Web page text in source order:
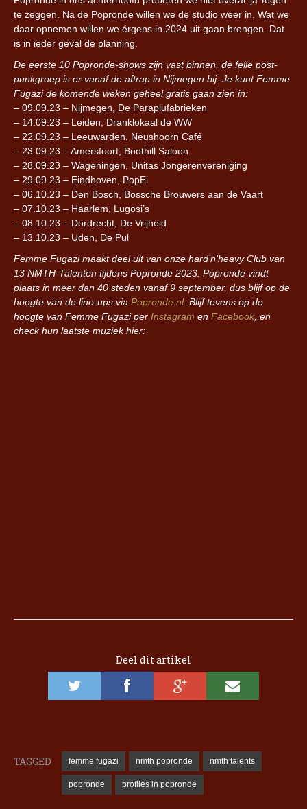
te zeggen. Na de Popronde willen we de studio weer in. Wat we
daar opnemen willen we érgens in 2024 uit gaan brengen. Dat
is in ieder geval de planning.
De eerste 10 Popronde-shows zijn vast binnen, de felle post-
punkgroep is er vanaf de aftrap in Nijmegen bij. Je kunt Femme
Fugazi de komende weken geheel gratis gaan zien in:
– 09.09.23 – Nijmegen, De Paraplufabrieken
– 14.09.23 – Leiden, Dranklokaal de WW
– 22.09.23 – Leeuwarden, Neushoorn Café
– 23.09.23 – Amersfoort, Boothill Saloon
– 28.09.23 – Wageningen, Unitas Jongerenvereniging
– 29.09.23 – Eindhoven, PopEi
– 06.10.23 – Den Bosch, Bossche Brouwers aan de Vaart
– 07.10.23 – Haarlem, Lugosi’s
– 08.10.23 – Dordrecht, De Vrijheid
– 13.10.23 – Uden, De Pul
Femme Fugazi maakt deel uit van onze hard’n’heavy Club van
13 NMTH-Talenten tijdens Popronde 2023. Popronde vindt
plaats in meer dan 40 steden vanaf 9 september, dus blijf op de
hoogte van de line-ups via Popronde.nl. Blijf tevens op de
hoogte van Femme Fugazi per Instagram en Facebook , en
check hun laatste muziek hier:
Deel dit artikel
TAGGED femme fugazi nmth popronde nmth talents
popronde profiles in popronde